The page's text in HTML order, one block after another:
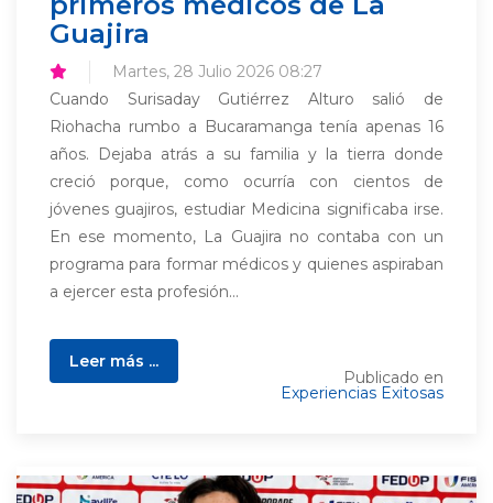
Guajira
Martes, 28 Julio 2026 08:27
Cuando Surisaday Gutiérrez Alturo salió de
Riohacha rumbo a Bucaramanga tenía apenas 16
años. Dejaba atrás a su familia y la tierra donde
creció porque, como ocurría con cientos de
jóvenes guajiros, estudiar Medicina significaba irse.
En ese momento, La Guajira no contaba con un
programa para formar médicos y quienes aspiraban
a ejercer esta profesión...
Leer más ...
Publicado en
Experiencias Exitosas